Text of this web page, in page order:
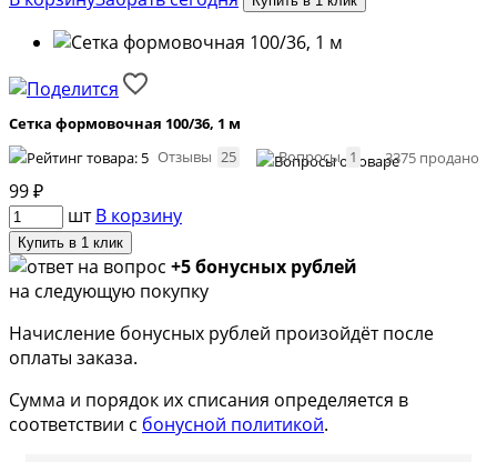
Сетка формовочная 100/36, 1 м
Отзывы 25 Вопросы 1 3375 продано
99₽
шт В корзину
Купить в 1 клик
+5 бонусных рублей
на следующую покупку
Начисление бонусных рублей произойдёт после
оплаты заказа.
Сумма и порядок их списания определяется в
соответствии с бонусной политикой.